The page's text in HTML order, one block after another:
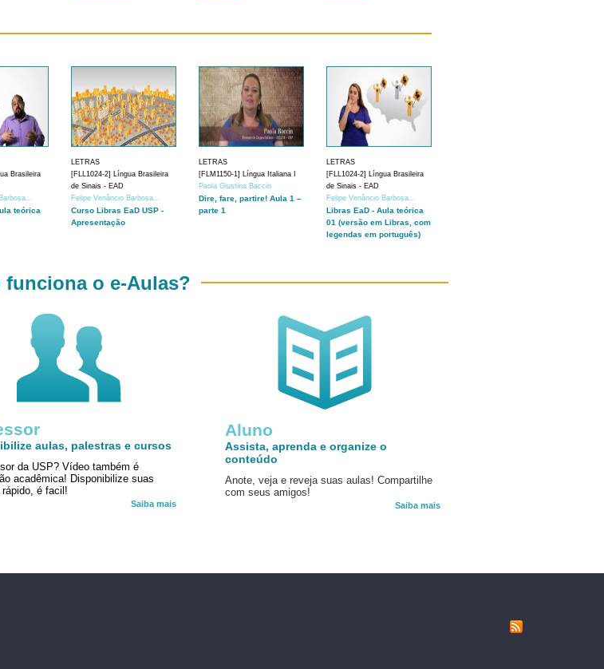
Brasileira
teórica
LETRAS
[FLL1024-2] Língua Brasileira
de Sinais - EAD
Felipe Venâncio Barbosa...
Curso Libras EaD USP -
Apresentação
LETRAS
[FLM1150-1] Língua Italiana I
Paola Giustina Baccin
Dire, fare, partire! Aula 1 –
parte 1
LETRAS
[FLL1024-2] Língua Brasileira
de Sinais - EAD
Felipe Venâncio Barbosa...
Libras EaD - Aula teórica
01 (versão em Libras, com
legendas em português)
Aluno
Assista, aprenda e organize o
conteúdo
Anote, veja e reveja suas aulas! Compartilhe
com seus amigos!
Saiba mais
funciona o e-Aulas?
aulas, palestras e cursos
da USP? Vídeo também é
acadêmica! Disponibilize suas
é facil!
Saiba mais